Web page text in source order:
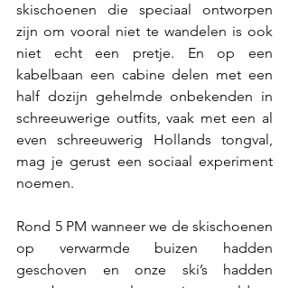
skischoenen die speciaal ontworpen
zijn om vooral niet te wandelen is ook
niet echt een pretje. En op een
kabelbaan een cabine delen met een
half dozijn gehelmde onbekenden in
schreeuwerige outfits, vaak met een al
even schreeuwerig Hollands tongval,
mag je gerust een sociaal experiment
noemen.
Rond 5 PM wanneer we de skischoenen
op verwarmde buizen hadden
geschoven en onze ski’s hadden